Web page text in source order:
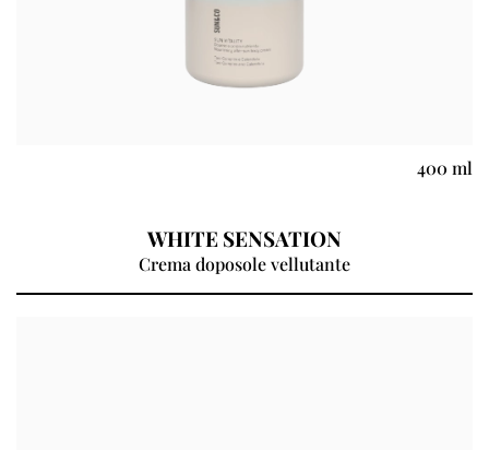
400 ml
WHITE SENSATION
Crema doposole vellutante